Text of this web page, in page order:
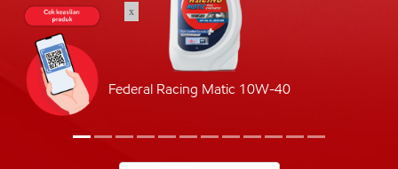
Federal Racing Matic 10W-40
x